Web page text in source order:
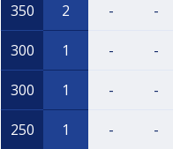
350 2 - -
300 1 - -
300 1 - -
250 1 - -